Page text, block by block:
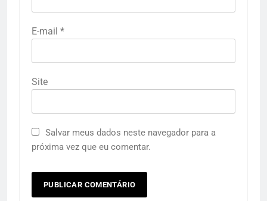
E-mail *
Site
Salvar meus dados neste navegador para a
próxima vez que eu comentar.